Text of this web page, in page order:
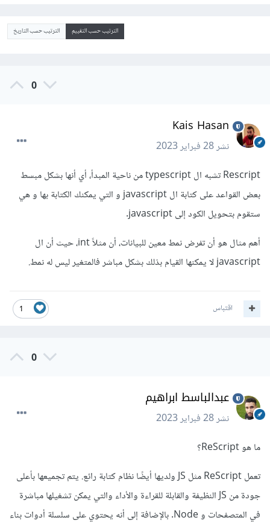
الترتيب حسب التقييم الترتيب حسب التاريخ
0
Kais Hasan
نشر28 فبراير 2023
Rescript تشبه ال typescript من ناحية المبدأ، أي أنها بشكل مبسط
بعض القواعد على كتابة ال javascript و التي يمكنك الكتابة بها و هي
ستقوم بتحويل الكود إلى javascript.
أهم مثال هو أن تفرض نمط معين للبيانات، أن مثلاً int، حيث أن ال
javascript لا يمكنها القيام بذلك بشكل مباشر فالمتغير ليس له نمط.
1 اقتباس
0
عبدالباسط ابراهيم
نشر28 فبراير 2023
ما هو ReScript؟
تعمل ReScript مثل JS ولديها أيضًا نظام كتابة رائع. يتم تجميعها بأعلى
جودة من JS النظيفة والقابلة للقراءة والأداء والتي يمكن تشغيلها مباشرة
في المتصفحات و Node. بالإضافة إلى أنه يحتوي على سلسلة أدوات بناء